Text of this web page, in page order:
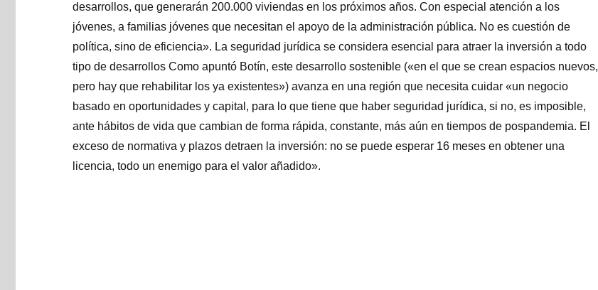
desarrollos, que generarán 200.000 viviendas en los próximos años. Con especial atención a los
jóvenes, a familias jóvenes que necesitan el apoyo de la administración pública. No es cuestión de
política, sino de eficiencia». La seguridad jurídica se considera esencial para atraer la inversión a todo
tipo de desarrollos Como apuntó Botín, este desarrollo sostenible («en el que se crean espacios nuevos,
pero hay que rehabilitar los ya existentes») avanza en una región que necesita cuidar «un negocio
basado en oportunidades y capital, para lo que tiene que haber seguridad jurídica, si no, es imposible,
ante hábitos de vida que cambian de forma rápida, constante, más aún en tiempos de pospandemia. El
exceso de normativa y plazos detraen la inversión: no se puede esperar 16 meses en obtener una
licencia, todo un enemigo para el valor añadido».